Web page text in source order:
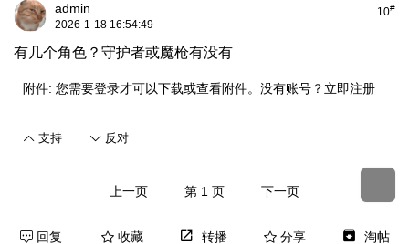
10#
admin
2026-1-18 16:54:49
有几个角色？守护者或魔枪有没有
附件: 您需要登录才可以下载或查看附件。没有账号？ 立即注册
支持 反对
上一页 第 1 页 下一页
回复 收藏 转播 分享 淘帖